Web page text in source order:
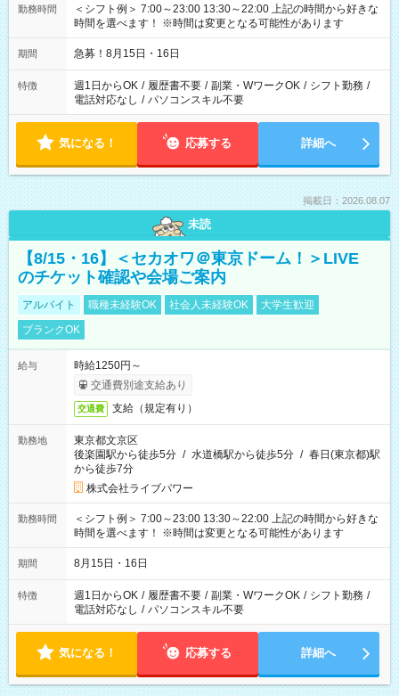
勤務時間
＜シフト例＞ 7:00～23:00 13:30～22:00 上記の時間から好きな
時間を選べます！ ※時間は変更となる可能性があります
期間 急募！8月15日・16日
特徴 週1日からOK / 履歴書不要 / 副業・WワークOK / シフト勤務 /
電話対応なし / パソコンスキル不要
気になる！ 応募する 詳細へ
掲載日：2026.08.07
未読
【8/15・16】＜セカオワ＠東京ドーム！＞LIVE
のチケット確認や会場ご案内
アルバイト 職種未経験OK 社会人未経験OK
大学生歓迎
ブランクOK
給与
時給1250円～
交通費別途支給あり
交通費 支給（規定有り）
勤務地
東京都文京区
後楽園駅から徒歩5分 / 水道橋駅から徒歩5分 / 春日(東京都)駅
から徒歩7分
株式会社ライブパワー
勤務時間
＜シフト例＞ 7:00～23:00 13:30～22:00 上記の時間から好きな
時間を選べます！ ※時間は変更となる可能性があります
期間 8月15日・16日
特徴 週1日からOK / 履歴書不要 / 副業・WワークOK / シフト勤務 /
電話対応なし / パソコンスキル不要
気になる！ 応募する 詳細へ